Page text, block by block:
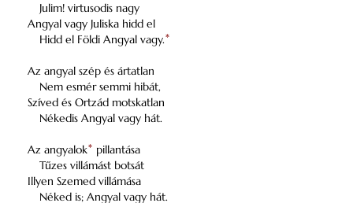
Julim! virtusodis nagy
Angyal vagy Juliska hidd el
Hidd el Földi Angyal vagy.*
Az angyal szép és ártatlan
Nem esmér semmi hibát,
Szíved és Ortzád motskatlan
Nékedis Angyal vagy hát.
Az angyalok* pillantása
Tűzes villámást botsát
Illyen Szemed villámása
Néked is; Angyal vagy hát.